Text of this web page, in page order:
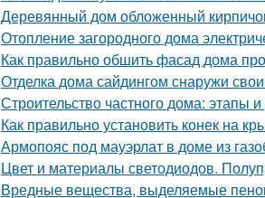
Деревянный дом обложенный
Отопление загородного дома
Как правильно обшить фасад дома
Отделка дома сайдингом снаружи
Строительство частного дома: этапы
Как правильно установить конек на
Армопояс под мауэрлат в доме из
Цвет и материалы светодиодов.
Вредные вещества, выделяемые